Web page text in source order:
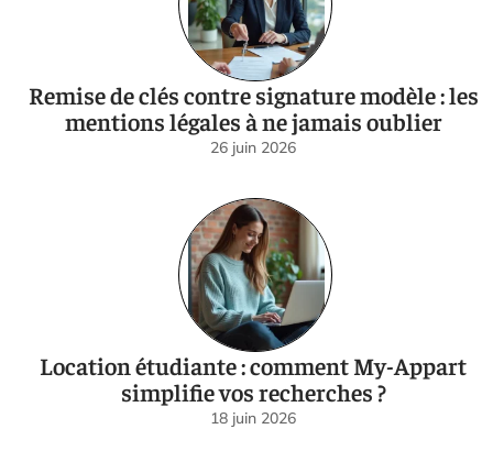
Remise de clés contre signature modèle : les
mentions légales à ne jamais oublier
26 juin 2026
Location étudiante : comment My-Appart
simplifie vos recherches ?
18 juin 2026